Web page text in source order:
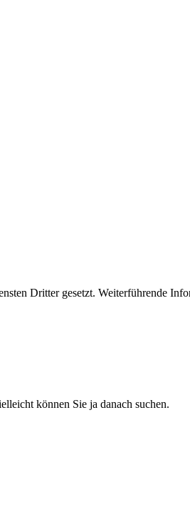
Dritter gesetzt. Weiterführende
können Sie ja danach suchen.